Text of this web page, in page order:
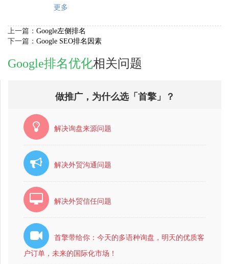
更多
上一篇： Google左侧排名
下一篇： Google SEO排名因素
Google排名优化相关问题
做推广，为什么选「首擎」？
解决询盘来源问题
解决外贸沟通问题
解决外贸信任问题
首擎带给你：今天的多语种询盘，明天的优质客
户订单，未来的国际化市场！